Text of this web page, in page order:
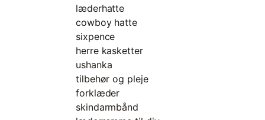
læderhatte
cowboy hatte
sixpence
herre kasketter
ushanka
tilbehør og pleje
forklæder
skindarmbånd